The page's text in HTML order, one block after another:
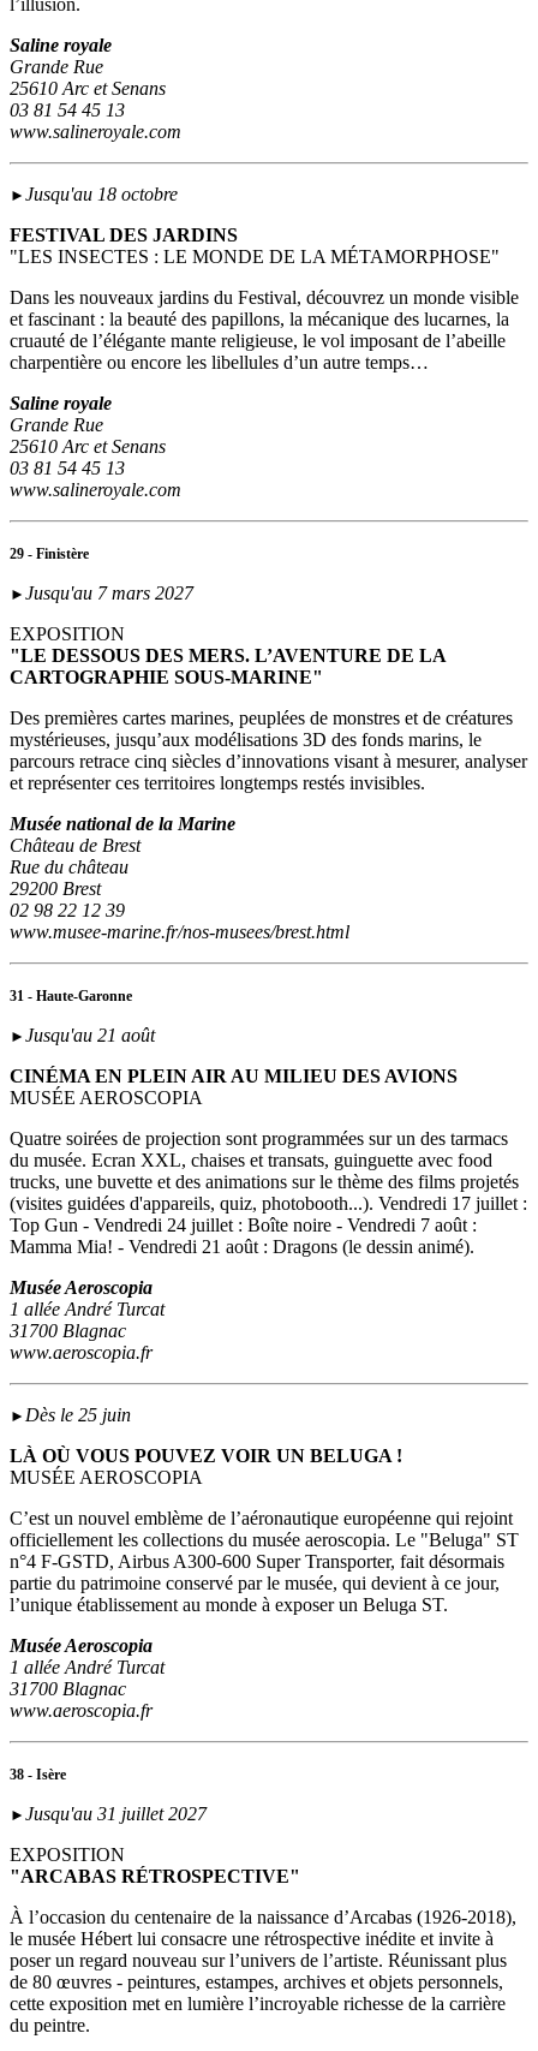
l’illusion.
Saline royale
Grande Rue
25610 Arc et Senans
03 81 54 45 13
www.salineroyale.com
► Jusqu'au 18 octobre
FESTIVAL DES JARDINS
"LES INSECTES : LE MONDE DE LA MÉTAMORPHOSE"
Dans les nouveaux jardins du Festival, découvrez un monde visible
et fascinant : la beauté des papillons, la mécanique des lucarnes, la
cruauté de l’élégante mante religieuse, le vol imposant de l’abeille
charpentière ou encore les libellules d’un autre temps…
Saline royale
Grande Rue
25610 Arc et Senans
03 81 54 45 13
www.salineroyale.com
29 - Finistère
► Jusqu'au 7 mars 2027
EXPOSITION
"LE DESSOUS DES MERS. L’AVENTURE DE LA
CARTOGRAPHIE SOUS-MARINE"
Des premières cartes marines, peuplées de monstres et de créatures
mystérieuses, jusqu’aux modélisations 3D des fonds marins, le
parcours retrace cinq siècles d’innovations visant à mesurer, analyser
et représenter ces territoires longtemps restés invisibles.
Musée national de la Marine
Château de Brest
Rue du château
29200 Brest
02 98 22 12 39
www.musee-marine.fr/nos-musees/brest.html
31 - Haute-Garonne
► Jusqu'au 21 août
CINÉMA EN PLEIN AIR AU MILIEU DES AVIONS
MUSÉE AEROSCOPIA
Quatre soirées de projection sont programmées sur un des tarmacs
du musée. Ecran XXL, chaises et transats, guinguette avec food
trucks, une buvette et des animations sur le thème des films projetés
(visites guidées d'appareils, quiz, photobooth...). Vendredi 17 juillet :
Top Gun - Vendredi 24 juillet : Boîte noire - Vendredi 7 août :
Mamma Mia! - Vendredi 21 août : Dragons (le dessin animé).
Musée Aeroscopia
1 allée André Turcat
31700 Blagnac
www.aeroscopia.fr
► Dès le 25 juin
LÀ OÙ VOUS POUVEZ VOIR UN BELUGA !
MUSÉE AEROSCOPIA
C’est un nouvel emblème de l’aéronautique européenne qui rejoint
officiellement les collections du musée aeroscopia. Le "Beluga" ST
n°4 F-GSTD, Airbus A300-600 Super Transporter, fait désormais
partie du patrimoine conservé par le musée, qui devient à ce jour,
l’unique établissement au monde à exposer un Beluga ST.
Musée Aeroscopia
1 allée André Turcat
31700 Blagnac
www.aeroscopia.fr
38 - Isère
► Jusqu'au 31 juillet 2027
EXPOSITION
"ARCABAS RÉTROSPECTIVE"
À l’occasion du centenaire de la naissance d’Arcabas (1926-2018),
le musée Hébert lui consacre une rétrospective inédite et invite à
poser un regard nouveau sur l’univers de l’artiste. Réunissant plus
de 80 œuvres - peintures, estampes, archives et objets personnels,
cette exposition met en lumière l’incroyable richesse de la carrière
du peintre.